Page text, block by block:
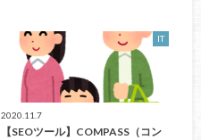
IT
2020.11.7
【SEOツール】COMPASS（コン